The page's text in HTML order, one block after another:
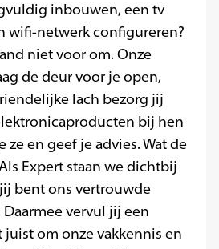
inbouwen, een tv
wifi-netwerk configureren?
niet voor om. Onze
de deur voor je open,
lach bezorg jij
bij hen
ze en geef je advies. Wat de
Expert staan we dichtbij
bent ons vertrouwde
vervul jij een
juist om onze vakkennis en